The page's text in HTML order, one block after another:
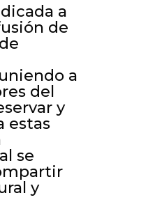
a
de
a
del
y
estas
se
y